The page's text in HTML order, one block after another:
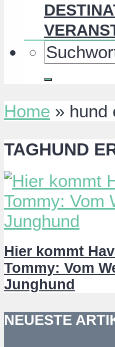
Home » hund
TAGHUND
Hier kommt
Tommy: Vom
Junghund
NEUESTE